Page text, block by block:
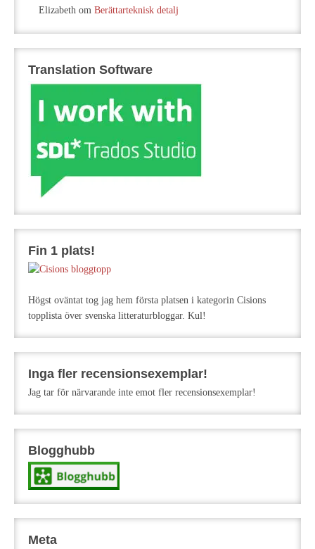
Elizabeth om Berättarteknisk detalj
Translation Software
Fin 1 plats!
Högst oväntat tog jag hem första platsen i kategorin Cisions
topplista över svenska litteraturbloggar. Kul!
Inga fler recensionsexemplar!
Jag tar för närvarande inte emot fler recensionsexemplar!
Blogghubb
Meta